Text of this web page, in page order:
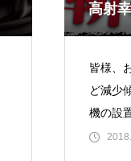
高射
皆様、
ど減少
機の設
機に区